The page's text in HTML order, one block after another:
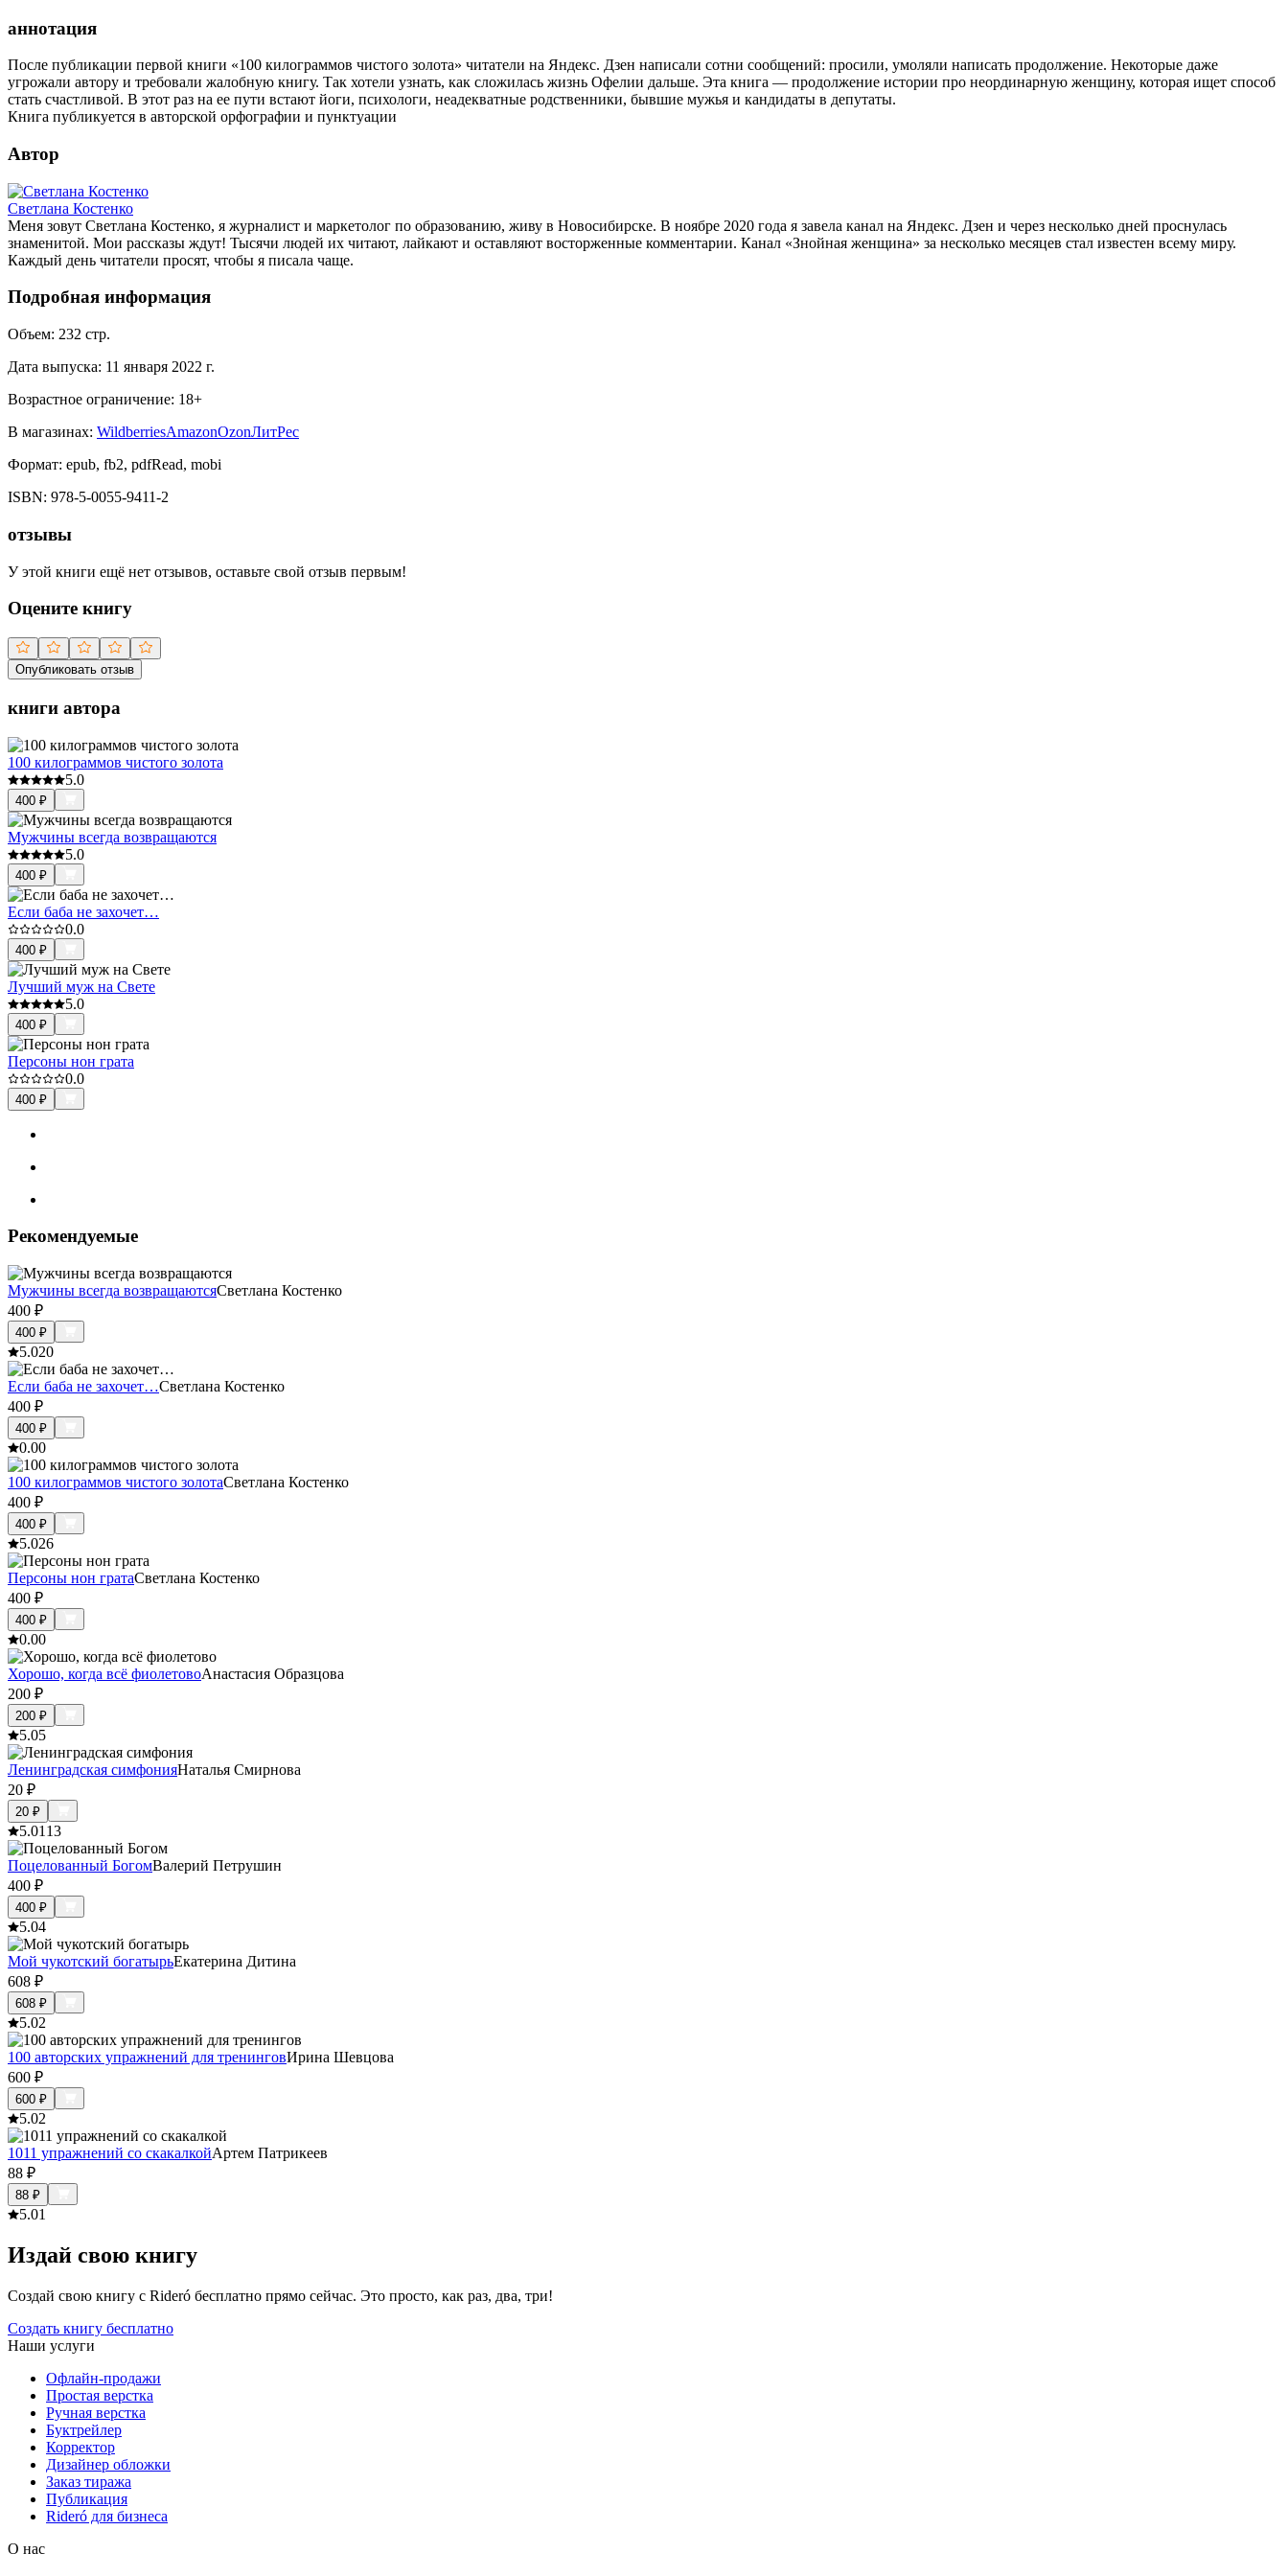
аннотация
После публикации первой книги «100 килограммов чистого золота» читатели на Яндекс. Дзен написали сотни сообщений: просили, умоляли написать продолжение. Некоторые даже
угрожали автору и требовали жалобную книгу. Так хотели узнать, как сложилась жизнь Офелии дальше. Эта книга — продолжение истории про неординарную женщину, которая ищет способ
стать счастливой. В этот раз на ее пути встают йоги, психологи, неадекватные родственники, бывшие мужья и кандидаты в депутаты.
Книга публикуется в авторской орфографии и пунктуации
Автор
Светлана Костенко
Меня зовут Светлана Костенко, я журналист и маркетолог по образованию, живу в Новосибирске. В ноябре 2020 года я завела канал на Яндекс. Дзен и через несколько дней проснулась
знаменитой. Мои рассказы ждут! Тысячи людей их читают, лайкают и оставляют восторженные комментарии. Канал «Знойная женщина» за несколько месяцев стал известен всему миру.
Каждый день читатели просят, чтобы я писала чаще.
Подробная информация
Объем: 232 стр.
Дата выпуска: 11 января 2022 г.
Возрастное ограничение: 18+
В магазинах: WildberriesAmazonOzonЛитРес
Формат: epub, fb2, pdfRead, mobi
ISBN: 978-5-0055-9411-2
отзывы
У этой книги ещё нет отзывов, оставьте свой отзыв первым!
Оцените книгу
Опубликовать отзыв
книги автора
100 килограммов чистого золота
5.0
400 ₽
Мужчины всегда возвращаются
5.0
400 ₽
Если баба не захочет…
0.0
400 ₽
Лучший муж на Свете
5.0
400 ₽
Персоны нон грата
0.0
400 ₽
Рекомендуемые
Мужчины всегда возвращаютсяСветлана Костенко
400 ₽
400 ₽
5.020
Если баба не захочет…Светлана Костенко
400 ₽
400 ₽
0.00
100 килограммов чистого золотаСветлана Костенко
400 ₽
400 ₽
5.026
Персоны нон гратаСветлана Костенко
400 ₽
400 ₽
0.00
Хорошо, когда всё фиолетовоАнастасия Образцова
200 ₽
200 ₽
5.05
Ленинградская симфонияНаталья Смирнова
20 ₽
20 ₽
5.0113
Поцелованный БогомВалерий Петрушин
400 ₽
400 ₽
5.04
Мой чукотский богатырьЕкатерина Дитина
608 ₽
608 ₽
5.02
100 авторских упражнений для тренинговИрина Шевцова
600 ₽
600 ₽
5.02
1011 упражнений со скакалкойАртем Патрикеев
88 ₽
88 ₽
5.01
Издай свою книгу
Создай свою книгу с Rideró бесплатно прямо сейчас. Это просто, как раз, два, три!
Создать книгу бесплатно
Наши услуги
Офлайн-продажи
Простая верстка
Ручная верстка
Буктрейлер
Корректор
Дизайнер обложки
Заказ тиража
Публикация
Rideró для бизнеса
О нас